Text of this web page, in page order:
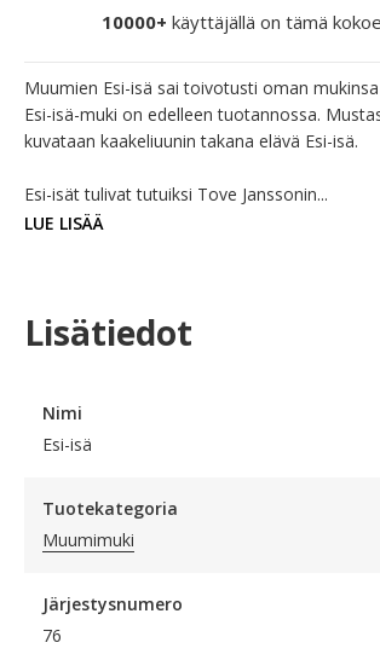
10000+ käyttäjällä on tämä
Muumien Esi-isä sai toivotusti oman
Esi-isä-muki on edelleen tuotannossa.
kuvataan kaakeliuunin takana elävä Esi-isä.
Esi-isät tulivat tutuiksi Tove Janssonin...
LUE LISÄÄ
Lisätiedot
Nimi
Esi-isä
Tuotekategoria
Muumimuki
Järjestysnumero
76